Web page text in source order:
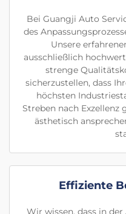
Bei Guangji Auto
des
Unsere
ausschließlich
strenge
sicherzustellen, dass
höchsten
Streben nach
ästhetisch
Effiziente
Wir wissen, dass in